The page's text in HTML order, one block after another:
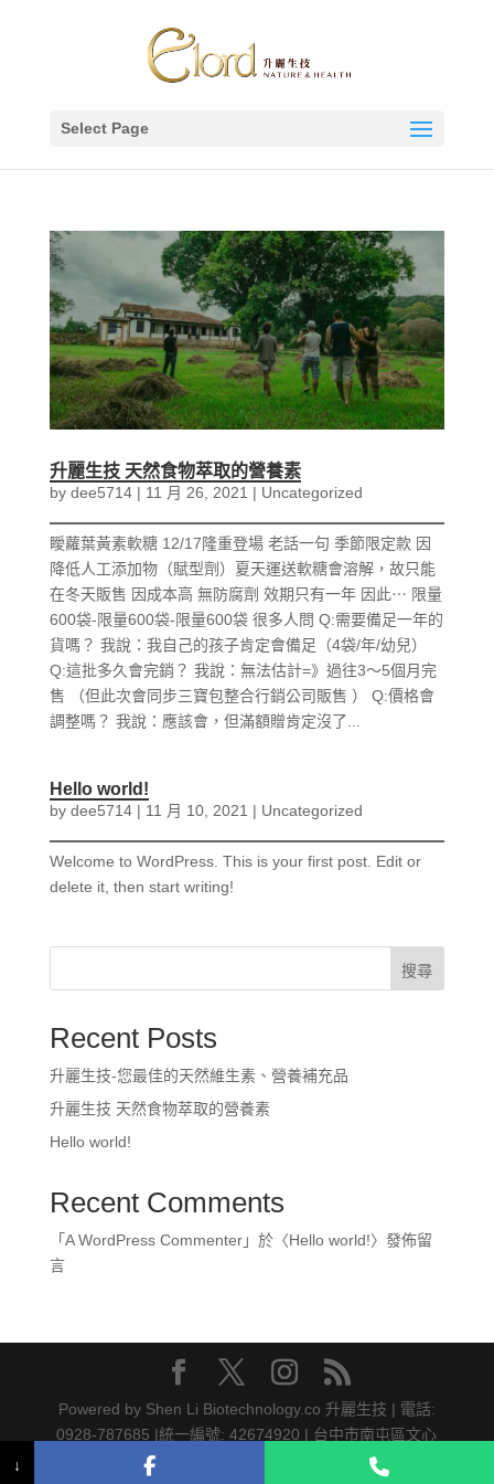
Select Page
升麗生技 天然食物萃取的營養素
by dee5714| 11 月 26, 2021 | Uncategorized
瞹蘿葉黃素軟糖 12/17隆重登場 老話一句 季節限定款 因
降低人工添加物（賦型劑）夏天運送軟糖會溶解，故只能
在冬天販售 因成本高 無防腐劑 效期只有一年 因此⋯ 限量
600袋-限量600袋-限量600袋 很多人問 Q:需要備足一年的
貨嗎？ 我說：我自己的孩子肯定會備足（4袋/年/幼兒）
Q:這批多久會完銷？ 我說：無法估計=》過往3～5個月完
售 （但此次會同步三寶包整合行銷公司販售 ） Q:價格會
調整嗎？ 我說：應該會，但滿額贈肯定沒了...
Hello world!
by dee5714| 11 月 10, 2021 | Uncategorized
Welcome to WordPress. This is your first post. Edit or
delete it, then start writing!
搜尋
Recent Posts
升麗生技-您最佳的天然維生素、營養補充品
升麗生技 天然食物萃取的營養素
Hello world!
Recent Comments
「 A WordPress Commenter」於〈Hello world!〉發佈留
言
Powered by Shen Li Biotechnology.co 升麗生技 | 電話:
0928-787685 |統一編號: 42674920 | 台中市南屯區文心
南三路569號18F-5 | Designed by
華澍國際
↓